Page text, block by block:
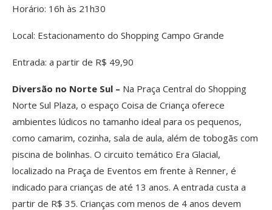
Horário: 16h às 21h30
Local: Estacionamento do Shopping Campo Grande
Entrada: a partir de R$ 49,90
Diversão no Norte Sul – Na Praça Central do Shopping
Norte Sul Plaza, o espaço Coisa de Criança oferece
ambientes lúdicos no tamanho ideal para os pequenos,
como camarim, cozinha, sala de aula, além de tobogãs com
piscina de bolinhas. O circuito temático Era Glacial,
localizado na Praça de Eventos em frente à Renner, é
indicado para crianças de até 13 anos. A entrada custa a
partir de R$ 35. Crianças com menos de 4 anos devem